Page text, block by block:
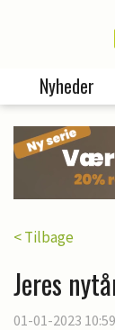
Nyheder
< Tilbage
Jeres
01-01-2023 10:59